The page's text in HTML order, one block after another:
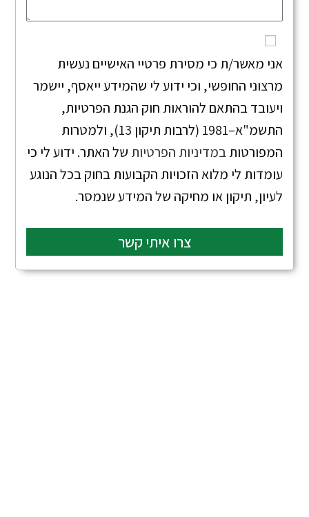
אני מאשר/ת כי מסירת פרטיי האישיים נעשית
מרצוני החופשי, וכי ידוע לי שהמידע ייאסף, יישמר
ויעובד בהתאם להוראות חוק הגנת הפרטיות,
התשמ"א–1981 (לרבות תיקון 13), ולמטרות
המפורטותבמדיניות הפרטיות של האתר. ידוע לי כי
עומדות לי מלוא הזכויות הקבועות בחוק בכל הנוגע
לעיון, תיקון או מחיקה של המידע שנמסר.
צרו איתי קשר